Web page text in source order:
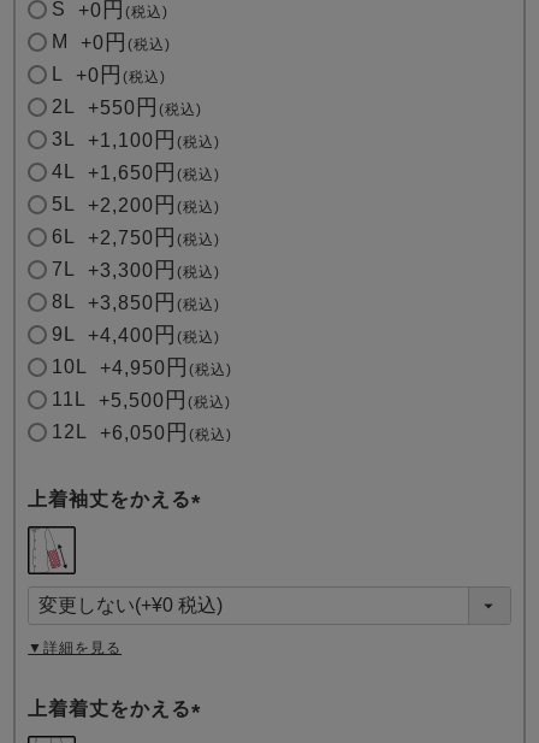
)
S +0 税込
M +0 税込
+0 税込
2L +550 税込
3L +1,100 税込
4L +1,650 税込
5L +2,200 税込
6L +2,750 税込
7L +3,300 税込
8L +3,850 税込
9L +4,400 税込
10L +4,950 税込
11L +5,500 税込
12L +6,050 税込
上着袖丈をかえる
須
)
▼詳細を見る
上着着丈をかえる